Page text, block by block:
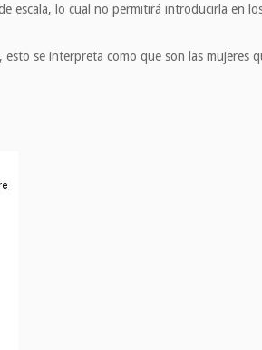
escala, lo cual no permitirá introducirla en
se interpreta como que son las mujeres